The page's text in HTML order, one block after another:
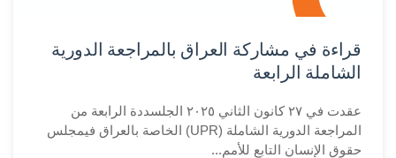
قراءة في مشاركة العراق بالمراجعة الدورية
الشاملة الرابعة
عقدت في ٢٧ كانون الثاني ٢٠٢٥ الجلسددة الرابعة من
المراجعة الدورية الشاملة (UPR) الخاصة بالعراق فيمجلس
حقوق الإنسان التابع للأمم...